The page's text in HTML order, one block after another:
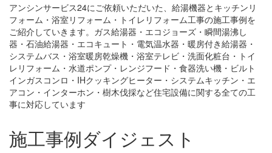
アンシンサービス24にご依頼いただいた、給湯機器とキッチンリ
フォーム・浴室リフォーム・トイレリフォーム工事の施工事例を
ご紹介していきます。ガス給湯器・エコジョーズ・瞬間湯沸し
器・石油給湯器・エコキュート・電気温水器・暖房付き給湯器・
システムバス・浴室暖房乾燥機・浴室テレビ・洗面化粧台・トイ
レリフォーム・水道ポンプ・レンジフード・食器洗い機・ビルト
インガスコンロ・IHクッキングヒーター・システムキッチン・エ
アコン・インターホン・樹木伐採など住宅設備に関する全ての工
事に対応しています
施工事例ダイジェスト